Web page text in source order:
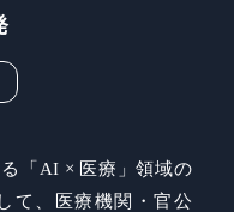
「AI × 医療」領域の
て、医療機関・官公